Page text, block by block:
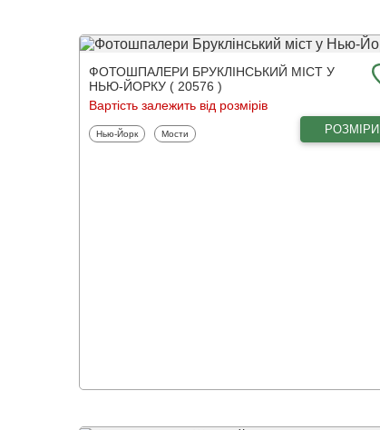
ФОТОШПАЛЕРИ БРУКЛІНСЬКИЙ МІСТ У
НЬЮ-ЙОРКУ ( 20576 )
Вартість залежить від розмірів
Фотошпалери
Нью-Йорк Фотошпалери
Мости РОЗМІРИ